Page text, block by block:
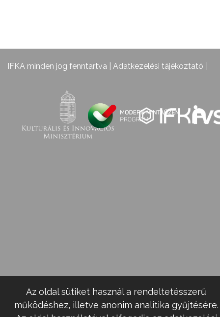
IFKA minden jog fenntartva | Adatkezelési tájékoztató
Az oldal sütiket használ a rendeltetésszerű
működéshez, illetve anonim analitika gyűjtésére.